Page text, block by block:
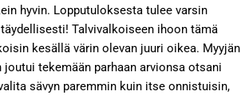
hyvin. Lopputuloksesta tulee varsin
Talvivalkoiseen ihoon tämä
kesällä värin olevan juuri oikea. Myyjän
tekemään parhaan arvionsa otsani
sävyn paremmin kuin itse onnistuisin,